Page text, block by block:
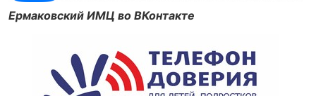
Ермаковский ИМЦ во ВКонтакте